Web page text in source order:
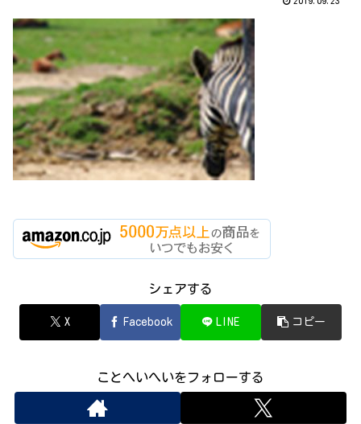
シェアする
X Facebook LINE コピー
ことへいへいをフォローする